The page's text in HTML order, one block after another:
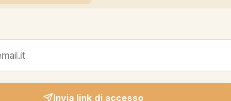
Invia link di accesso